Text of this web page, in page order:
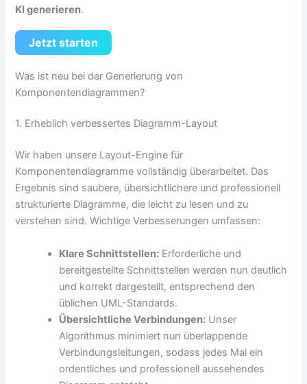
KI generieren.
Jetzt starten
Was ist neu bei der Generierung von
Komponentendiagrammen?
1. Erheblich verbessertes Diagramm-Layout
Wir haben unsere Layout-Engine für
Komponentendiagramme vollständig überarbeitet. Das
Ergebnis sind saubere, übersichtlichere und professionell
strukturierte Diagramme, die leicht zu lesen und zu
verstehen sind. Wichtige Verbesserungen umfassen:
Klare Schnittstellen: Erforderliche und
bereitgestellte Schnittstellen werden nun deutlich
und korrekt dargestellt, entsprechend den
üblichen UML-Standards.
Übersichtliche Verbindungen: Unser
Algorithmus minimiert nun überlappende
Verbindungsleitungen, sodass jedes Mal ein
ordentliches und professionell aussehendes